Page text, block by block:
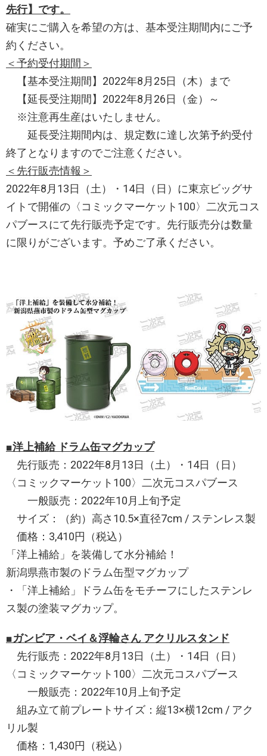
先行】です。
確実にご購入を希望の方は、基本受注期間内にご予
約ください。
＜予約受付期間＞
【基本受注期間】2022年8月25日（木）まで
【延長受注期間】2022年8月26日（金）～
※注意再生産はいたしません。
延長受注期間内は、規定数に達し次第予約受付
終了となりますのでご注意ください。
＜先行販売情報＞
2022年8月13日（土）・14日（日）に東京ビッグサ
イトで開催の〈コミックマーケット100〉二次元コス
パブースにて先行販売予定です。先行販売分は数量
に限りがございます。予めご了承ください。
■洋上補給 ドラム缶マグカップ
先行販売：2022年8月13日（土）・14日（日）
〈コミックマーケット100〉二次元コスパブース
一般販売：2022年10月上旬予定
サイズ：（約）高さ10.5×直径7cm / ステンレス製
価格：3,410円（税込）
「洋上補給」を装備して水分補給！
新潟県燕市製のドラム缶型マグカップ
・「洋上補給」ドラム缶をモチーフにしたステンレ
ス製の塗装マグカップ。
■ガンビア・ベイ＆浮輪さん アクリルスタンド
先行販売：2022年8月13日（土）・14日（日）
〈コミックマーケット100〉二次元コスパブース
一般販売：2022年10月上旬予定
組み立て前プレートサイズ：縦13×横12cm / アク
リル製
価格：1,430円（税込）